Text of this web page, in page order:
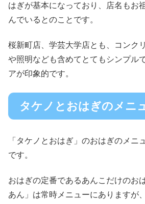
はぎが基本になっており、店名もお
んでいるとのことです。
桜新町店、学芸大学店とも、コンク
や照明なども含めてとてもシンプル
アが印象的です。
タケノとおはぎのメニ
「タケノとおはぎ」のおはぎのメニ
です。
おはぎの定番であるあんこだけのお
あん」は常時メニューにありますが